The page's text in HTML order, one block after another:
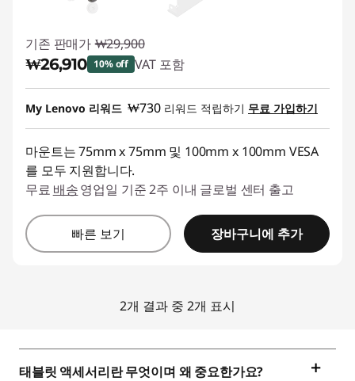
기존 판매가 ₩29,900
₩26,910 10% off VAT 포함
즉시 할인: :-₩2,990
My Lenovo 리워드 ₩730 리워드 적립하기 무료 가입하기
마운트는 75mm x 75mm 및 100mm x 100mm VESA
를 모두 지원합니다.
무료 배송영업일 기준 2주 이내 글로벌 센터 출고
빠른 보기 장바구니에 추가
2개 결과 중 2개 표시
태블릿 액세서리란 무엇이며 왜 중요한가요?